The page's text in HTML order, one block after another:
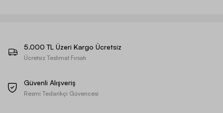
5.000 TL Üzeri Kargo Ücretsiz
Ücretsiz Teslimat Fırsatı
Güvenli Alışveriş
Resmi Tedarikçi Güvencesi